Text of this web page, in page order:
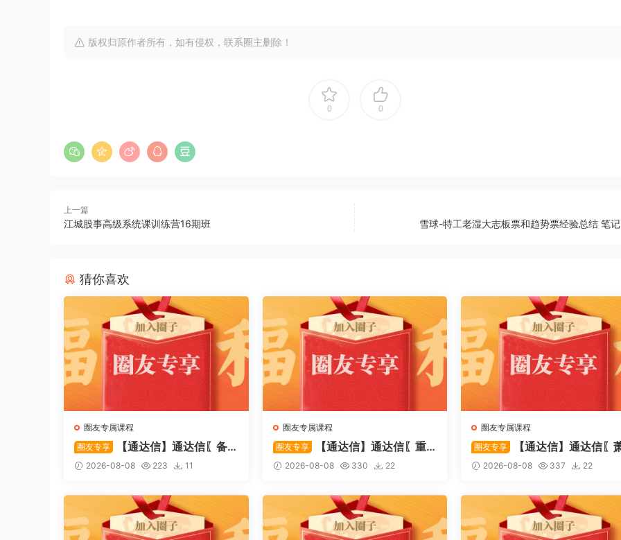
版权归原作者所有，如有侵权，联系圈主删除！
0 0
上一篇
江城股事高级系统课训练营16期班 雪球-特工老湿大志板票和趋势票经验总结 笔
猜你喜欢
圈友专属课程
圈友专享
【通达信】通达信〖备
战龙妖〗副图/选股 精准捕捉龙头
2026-08-08 223 11
圈友专属课程
圈友专享
【通达信】通达信〖重
心突破〗主副图/选股 捕捉股价在
2026-08-08 330 22
圈友专属课程
圈友专享
【通达信】通达信〖
啸双通道〗主图指标 研判股价
2026-08-08 337 22